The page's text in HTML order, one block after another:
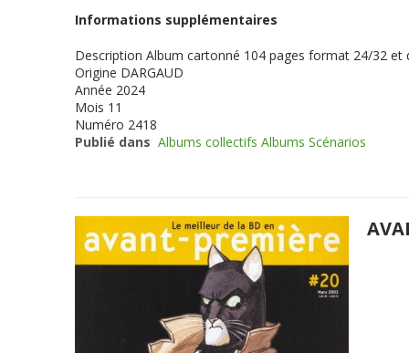
Informations supplémentaires
Description Album cartonné 104 pages format 24/32 et
Origine DARGAUD
Année 2024
Mois 11
Numéro 2418
Publié dans Albums collectifs Albums Scénarios